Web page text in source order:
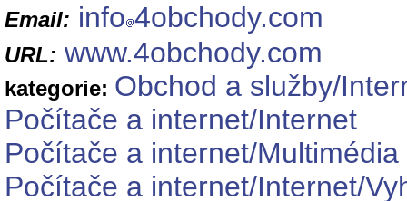
Email: info 4obchody.com
URL: www.4obchody.com
kategorie: Obchod a služby/
Počítače a internet/Internet
Počítače a internet/Multimédia
Počítače a internet/Internet/